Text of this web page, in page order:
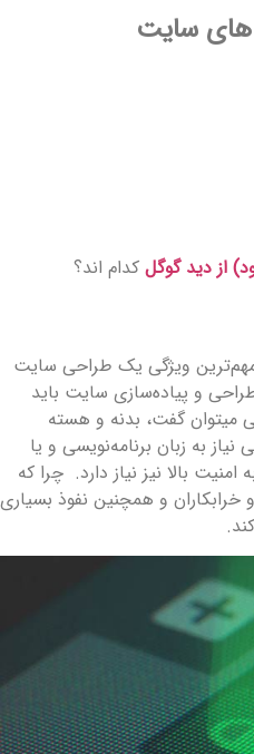
های سایت
از دید گوگل کدام اند؟
ویژگی یک طراحی سایت
و پیاده‌سازی سایت باید
می­توان گفت، بدنه و هسته
به زبان برنامه‌نویسی و یا
بالا نیز نیاز دارد. چرا که
و همچنین نفوذ بسیاری